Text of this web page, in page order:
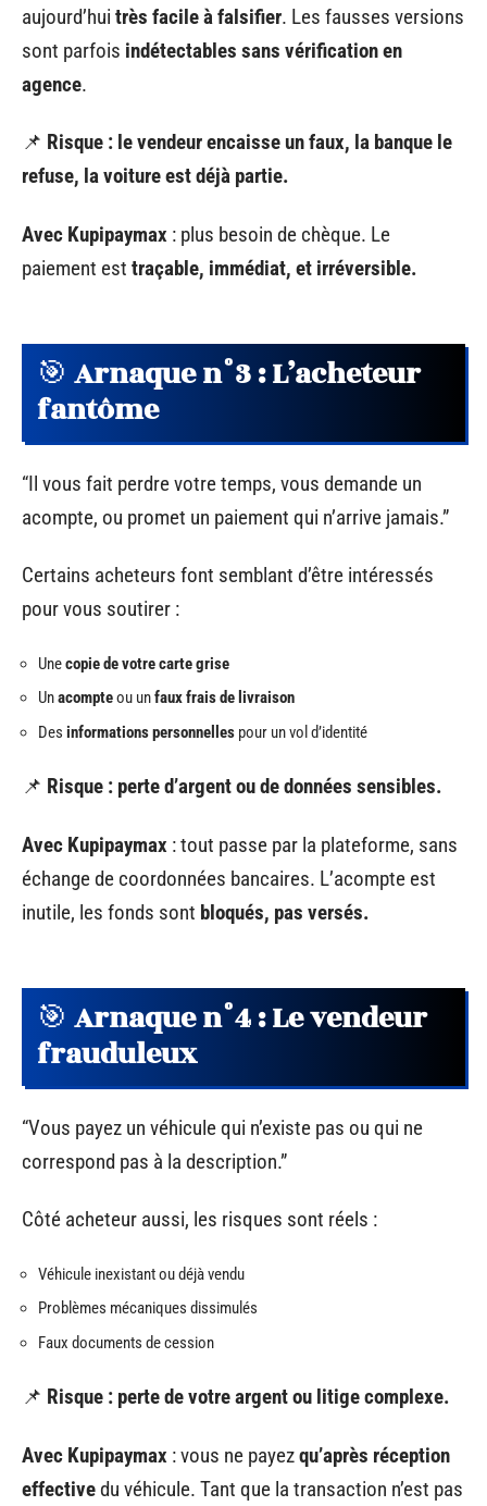
aujourd’hui très facile à falsifier. Les fausses versions
sont parfois indétectables sans vérification en
agence.
📌 Risque : le vendeur encaisse un faux, la banque le
refuse, la voiture est déjà partie.
Avec Kupipaymax : plus besoin de chèque. Le
paiement est traçable, immédiat, et irréversible.
🎯 Arnaque n°3 : L’acheteur
fantôme
“Il vous fait perdre votre temps, vous demande un
acompte, ou promet un paiement qui n’arrive jamais.”
Certains acheteurs font semblant d’être intéressés
pour vous soutirer :
Unecopie de votre carte grise
Unacompteou unfaux frais de livraison
Des informations personnelles pour un vol d’identité
📌 Risque : perte d’argent ou de données sensibles.
Avec Kupipaymax : tout passe par la plateforme, sans
échange de coordonnées bancaires. L’acompte est
inutile, les fonds sont bloqués, pas versés.
🎯 Arnaque n°4 : Le vendeur
frauduleux
“Vous payez un véhicule qui n’existe pas ou qui ne
correspond pas à la description.”
Côté acheteur aussi, les risques sont réels :
Véhicule inexistant ou déjà vendu
Problèmes mécaniques dissimulés
Faux documents de cession
📌 Risque : perte de votre argent ou litige complexe.
Avec Kupipaymax : vous ne payezqu’après réception
effectivedu véhicule. Tant que la transaction n’est pas